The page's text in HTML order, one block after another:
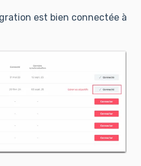
est bien connectée à